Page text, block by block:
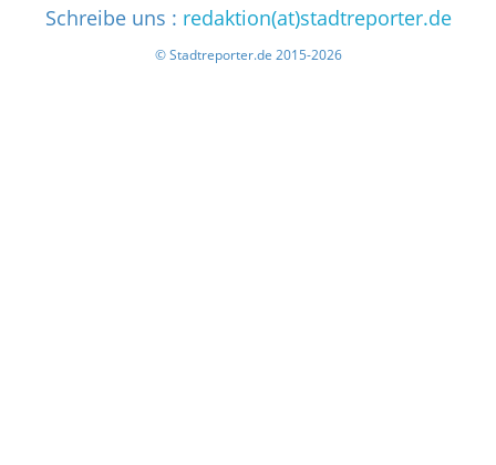
Schreibe uns : redaktion(at)stadtreporter.de
© Stadtreporter.de 2015-2026